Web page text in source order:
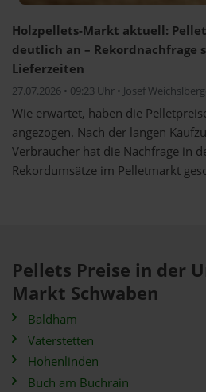
Holzpellets-Markt aktuell:
deutlich an – Rekordnachfrage
Lieferzeiten
27.07.2026 • 09:23 Uhr • Josef
Wie erwartet, haben die
angezogen. Nach der langen
Verbraucher hat die Nachfrage in
Rekordumsätze im Pelletmarkt
Pellets Preise in der
Markt Schwaben
Baldham
Vaterstetten
Hohenlinden
Buch am Buchrain